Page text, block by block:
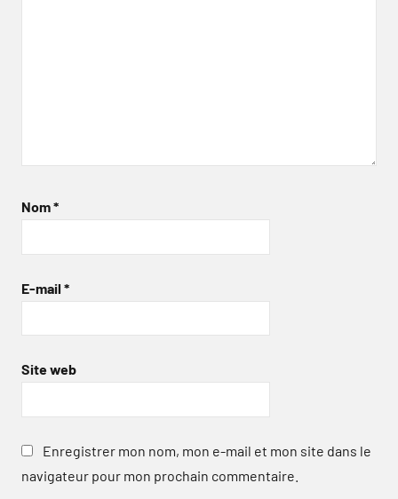
Nom*
E-mail *
Site web
Enregistrer mon nom, mon e-mail et mon site dans le
navigateur pour mon prochain commentaire.